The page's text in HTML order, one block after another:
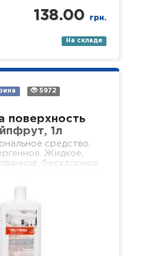
138.00 грн.
На складе
5972
поверхность
1л
средство.
Жидкое,
бесхлорное
т.д.). Не оставляет
разводов…